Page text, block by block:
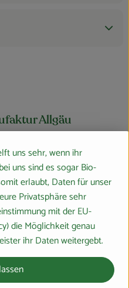
Allgäu
KG
uns sehr, wenn ihr
uns sind es sogar Bio-
erlaubt, Daten für unser
Privatsphäre sehr
mit der EU-
die Möglichkeit genau
ihr Daten weitergebt.